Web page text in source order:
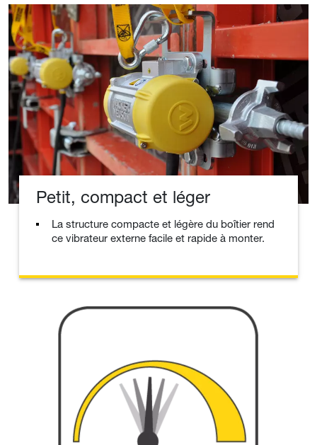
Petit, compact et léger
La structure compacte et légère du boîtier rend
ce vibrateur externe facile et rapide à monter.